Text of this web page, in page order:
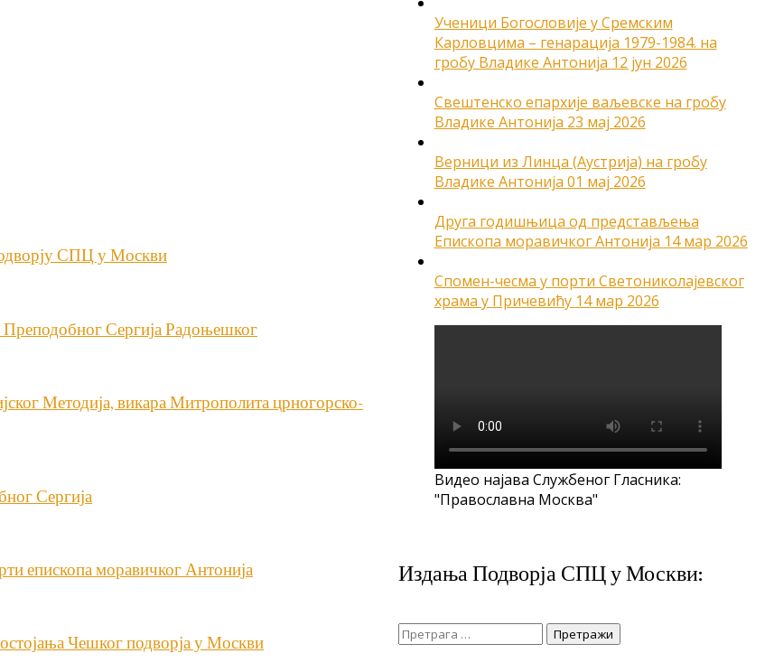
СПЦ у Москви
Сергија Радоњешког
Методија, викара Митрополита црногорско-
Сергија
епископа моравичког Антонија
Чешког подворја у Москви
Ученици Богословије у Сремским
Карловцима – генарација 1979-1984. на
гробу Владике Антонија 12 јун 2026
Свештенско епархије ваљевске на гробу
Владике Антонија 23 мај 2026
Верници из Линца (Аустрија) на гробу
Владике Антонија 01 мај 2026
Друга годишњица од представљења
Епископа моравичког Антонија 14 мар 2026
Спомен-чесма у порти Светониколајевског
храма у Причевићу 14 мар 2026
Видео најава Службеног Гласника:
"Православна Москва"
Издања Подворја СПЦ у Москви:
Претрага